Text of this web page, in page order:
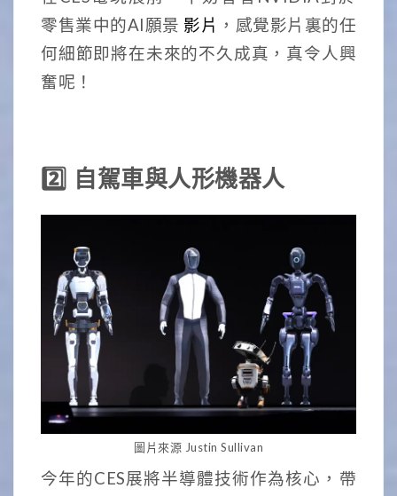
零售業中的AI願景 影片 ，感覺影片裏的任
何細節即將在未來的不久成真，真令人興
奮呢！
2️⃣ 自駕車與人形機器人
圖片來源 Justin Sullivan
今年的CES展將半導體技術作為核心，帶